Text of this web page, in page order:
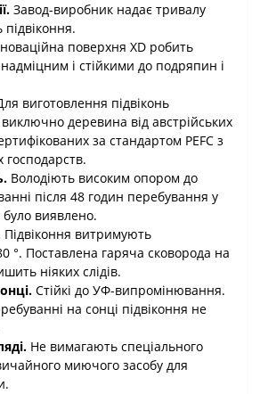
Завод-виробник надає тривалу
підвіконня.
поверхня XD робить
і стійкими до подряпин і
виготовлення підвіконь
деревина від австрійських
за стандартом PEFC з
господарств.
Володіють високим опором до
після 48 годин перебування у
виявлено.
Підвіконня витримують
°. Поставлена гаряча сковорода на
ніяких слідів.
Стійкі до УФ-випромінювання.
на сонці підвіконня не
Не вимагають спеціального
миючого засобу для